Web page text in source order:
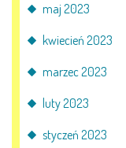
maj 2023
kwiecień 2023
marzec 2023
luty 2023
styczeń 2023